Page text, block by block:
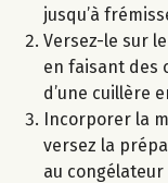
jusqu’à
Versez-le sur
en faisant des
d’une cuillère
Incorporer la
versez la
au congélateur